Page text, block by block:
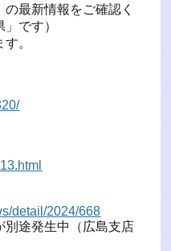
最新情報をご確認く
です）
。
detail/2024/668
途発生中（広島支店